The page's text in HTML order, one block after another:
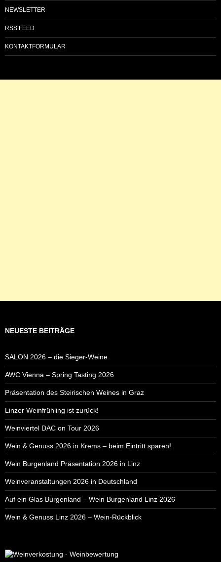
NEWSLETTER
RSS FEED
KONTAKTFORMULAR
NEUESTE BEITRÄGE
SALON 2026 – die Sieger-Weine
AWC Vienna – Spring Tasting 2026
Präsentation des Steirischen Weines in Graz
Linzer Weinfrühling ist zurück!
Weinviertel DAC on Tour 2026
Wein & Genuss 2026 in Krems – beim Eintritt sparen!
Wein Burgenland Präsentation 2026 in Linz
Weinveranstaltungen 2026 in Deutschland
Auf ein Glas Burgenland – Wein Burgenland Linz 2026
Wein & Genuss Linz 2026 – Wein-Rückblick